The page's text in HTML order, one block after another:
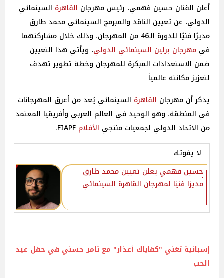
أعلن الفنان حسين فهمي، رئيس مهرجان القاهرة السينمائي
الدولي، عن تعيين الناقد والمبرمج السينمائي محمد طارق
مديرًا فنيًا للدورة الـ46 من المهرجان، وذلك خلال مشاركتهما
في مهرجان برلين السينمائي الدولي، ويأتي هذا التعيين
ضمن الاستعدادات المبكرة للمهرجان وخطة تطوير تهدف
لتعزيز مكانته عالمياً
يذكر أن مهرجان القاهرة السينمائي يُعد من أعرق المهرجانات
في المنطقة، وهو الوحيد في العالم العربي وأفريقيا المعتمد
من الاتحاد الدولي لجمعيات منتجي الأفلام
لا يفوتك
حسين فهمي يعلن تعيين محمد طارق
مديرًا فنيًا لمهرجان القاهرة السينمائي‎
إسبانية تغني "كفاياك أعذار" مع تامر حسني في حفل عيد
الحب